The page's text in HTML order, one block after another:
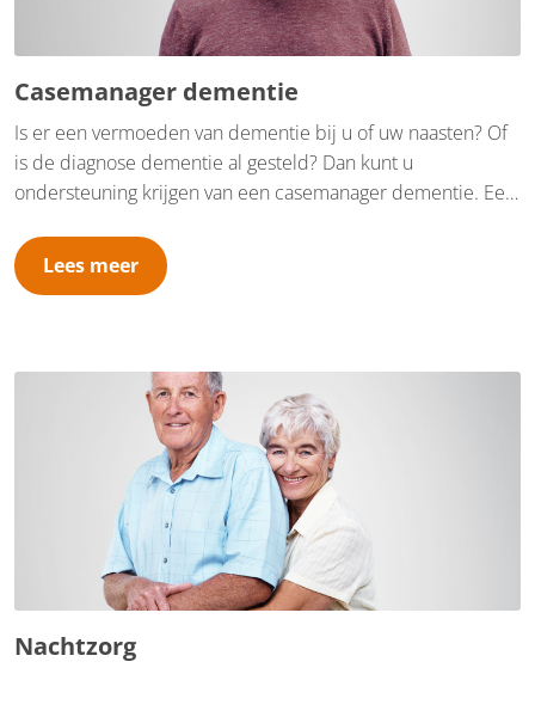
Casemanager dementie
Is er een vermoeden van dementie bij u of uw naasten? Of
is de diagnose dementie al gesteld? Dan kunt u
ondersteuning krijgen van een casemanager dementie. Een
begeleider voor mensen met dementie, hun naasten en de
betrokken professionals.
Lees meer
Nachtzorg